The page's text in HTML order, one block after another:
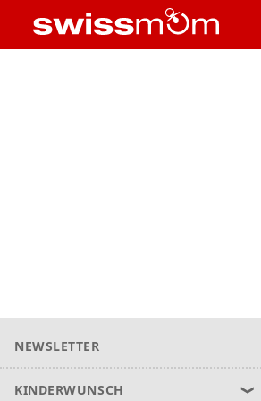
NEWSLETTER
KINDERWUNSCH